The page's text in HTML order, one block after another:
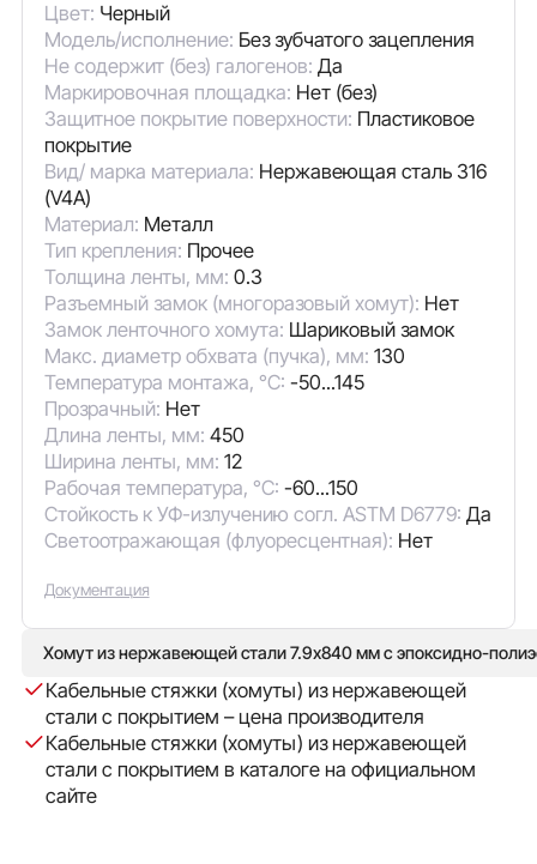
Цвет: Черный
Модель/исполнение: Без зубчатого зацепления
Не содержит (без) галогенов: Да
Маркировочная площадка: Нет (без)
Защитное покрытие поверхности: Пластиковое
покрытие
Вид/ марка материала: Нержавеющая сталь 316
(V4A)
Материал: Металл
Тип крепления: Прочее
Толщина ленты, мм: 0.3
Разъемный замок (многоразовый хомут): Нет
Замок ленточного хомута: Шариковый замок
Макс. диаметр обхвата (пучка), мм: 130
Температура монтажа, °C: -50...145
Прозрачный: Нет
Длина ленты, мм: 450
Ширина ленты, мм: 12
Рабочая температура, °C: -60...150
Стойкость к УФ-излучению согл. ASTM D6779: Да
Светоотражающая (флуоресцентная): Нет
Документация
Хомут из нержавеющей стали 7.9x840 мм с эпоксидно-
Кабельные стяжки (хомуты) из нержавеющей
стали с покрытием – цена производителя
Кабельные стяжки (хомуты) из нержавеющей
стали с покрытием в каталоге на официальном
сайте